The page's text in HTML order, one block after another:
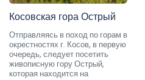
Косовская гора Острый
Отправляясь в поход по горам в
окрестностях г. Косов, в первую
очередь, следует посетить
живописную гору Острый,
которая находится на